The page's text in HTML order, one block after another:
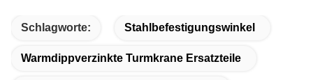
Schlagworte: Stahlbefestigungswinkel
Warmdippverzinkte Turmkrane Ersatzteile